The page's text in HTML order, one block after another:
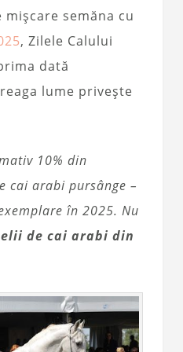
semăna cu
, Zilele Calului
dată
lume privește
10% din
cai arabi pursânge –
în 2025. Nu
de cai arabi din